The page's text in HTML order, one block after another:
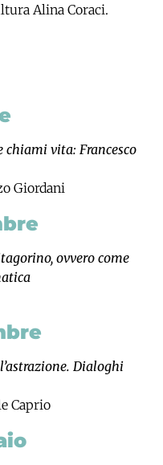
Alina Coraci.
chiami vita: Francesco
Giordani
ovvero come
Dialoghi
Caprio